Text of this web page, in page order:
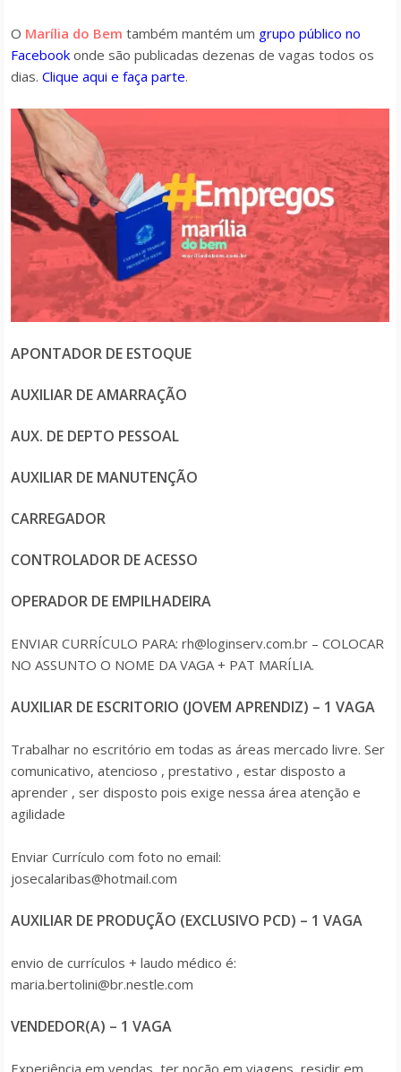
O Marília do Bem também mantém um grupo público no
Facebook onde são publicadas dezenas de vagas todos os
dias. Clique aqui e faça parte.
APONTADOR DE ESTOQUE
AUXILIAR DE AMARRAÇÃO
AUX. DE DEPTO PESSOAL
AUXILIAR DE MANUTENÇÃO
CARREGADOR
CONTROLADOR DE ACESSO
OPERADOR DE EMPILHADEIRA
ENVIAR CURRÍCULO PARA: rh@loginserv.com.br – COLOCAR
NO ASSUNTO O NOME DA VAGA + PAT MARÍLIA.
AUXILIAR DE ESCRITORIO (JOVEM APRENDIZ) – 1 VAGA
Trabalhar no escritório em todas as áreas mercado livre. Ser
comunicativo, atencioso , prestativo , estar disposto a
aprender , ser disposto pois exige nessa área atenção e
agilidade
Enviar Currículo com foto no email:
josecalaribas@hotmail.com
AUXILIAR DE PRODUÇÃO (EXCLUSIVO PCD) – 1 VAGA
envio de currículos + laudo médico é:
maria.bertolini@br.nestle.com
VENDEDOR(A) – 1 VAGA
Experiência em vendas, ter noção em viagens, residir em